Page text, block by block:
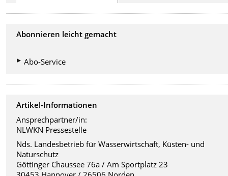
Abonnieren leicht gemacht
Abo-Service
Artikel-Informationen
Ansprechpartner/in:
NLWKN Pressestelle
Nds. Landesbetrieb für Wasserwirtschaft, Küsten- und
Naturschutz
Göttinger Chaussee 76a / Am Sportplatz 23